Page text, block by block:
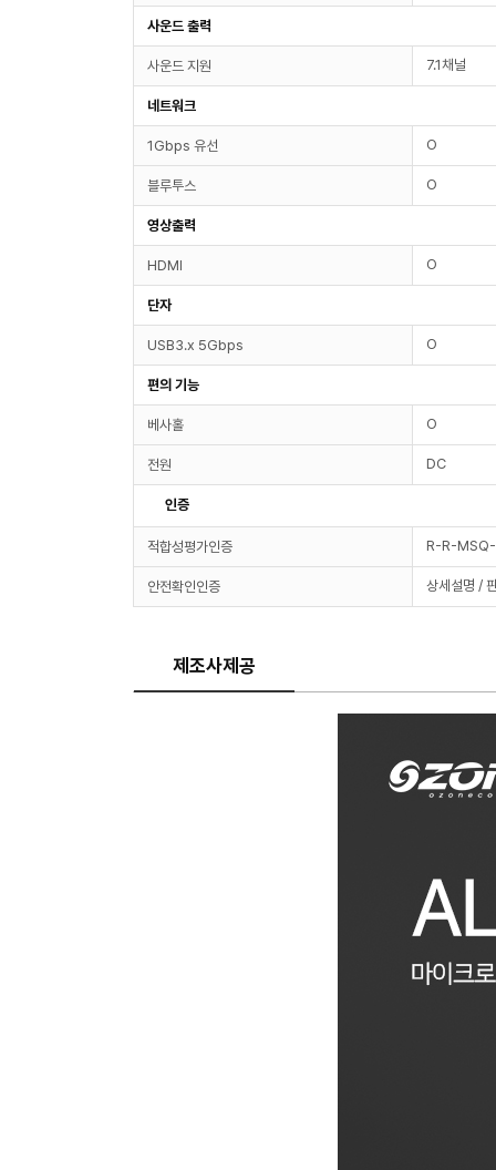
사운드 출력
사운드 지원 7.1채널
네트워크
1Gbps 유선 O
블루투스 O
영상출력
HDMI O
단자
USB3.x 5Gbps O
편의 기능
베사홀 O
전원 DC
인증
적합성평가인증 R-R-
안전확인인증 상세설명 /
제조사제공